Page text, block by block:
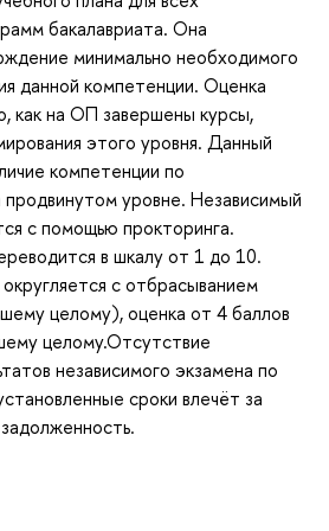
бакалавриата. Она
минимально необходимого
данной компетенции. Оценка
как на ОП завершены курсы,
этого уровня. Данный
компетенции по
уровне. Независимый
с помощью прокторинга.
в шкалу от 1 до 10.
с отбрасыванием
целому), оценка от 4 баллов
целому.Отсутствие
независимого экзамена по
сроки влечёт за